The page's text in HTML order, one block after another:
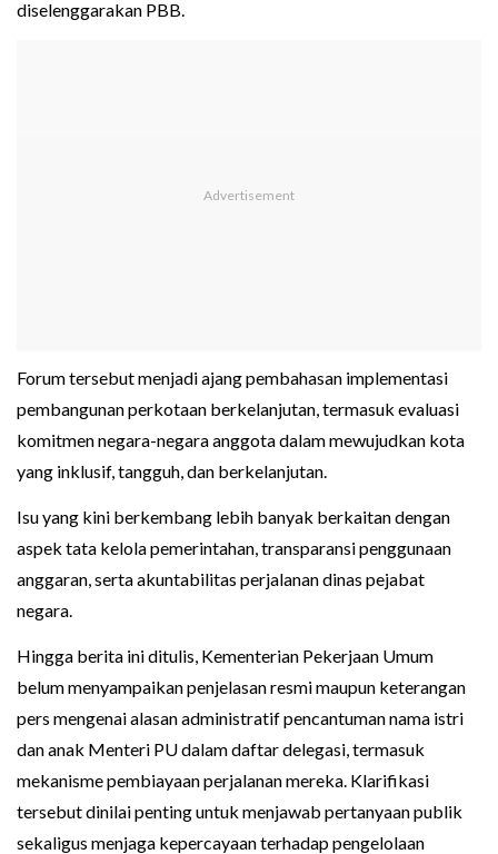
diselenggarakan PBB.
Forum tersebut menjadi ajang pembahasan implementasi
pembangunan perkotaan berkelanjutan, termasuk evaluasi
komitmen negara-negara anggota dalam mewujudkan kota
yang inklusif, tangguh, dan berkelanjutan.
Isu yang kini berkembang lebih banyak berkaitan dengan
aspek tata kelola pemerintahan, transparansi penggunaan
anggaran, serta akuntabilitas perjalanan dinas pejabat
negara.
Hingga berita ini ditulis, Kementerian Pekerjaan Umum
belum menyampaikan penjelasan resmi maupun keterangan
pers mengenai alasan administratif pencantuman nama istri
dan anak Menteri PU dalam daftar delegasi, termasuk
mekanisme pembiayaan perjalanan mereka. Klarifikasi
tersebut dinilai penting untuk menjawab pertanyaan publik
sekaligus menjaga kepercayaan terhadap pengelolaan